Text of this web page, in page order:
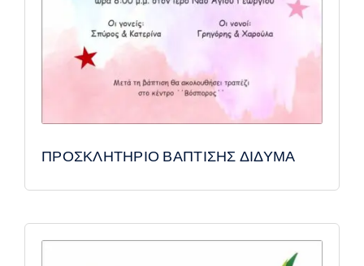
ΠΡΟΣΚΛΗΤΗΡΙΟ ΒΑΠΤΙΣΗΣ ΔΙΔΥΜΑ